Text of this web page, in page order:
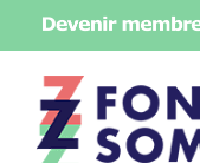
Devenir
membre